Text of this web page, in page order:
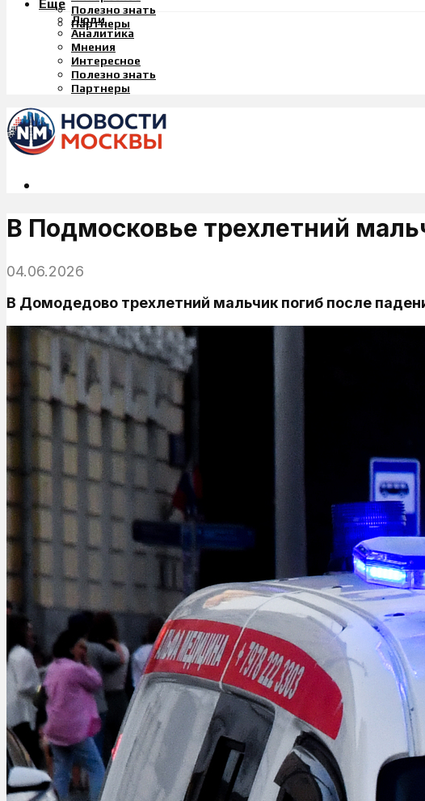
Полезно знать
Партнеры
Еще
Люди
Аналитика
Мнения
Интересное
Полезно знать
Партнеры
В Подмосковье трехлетний
04.06.2026
В Домодедово трехлетний мальчик погиб после